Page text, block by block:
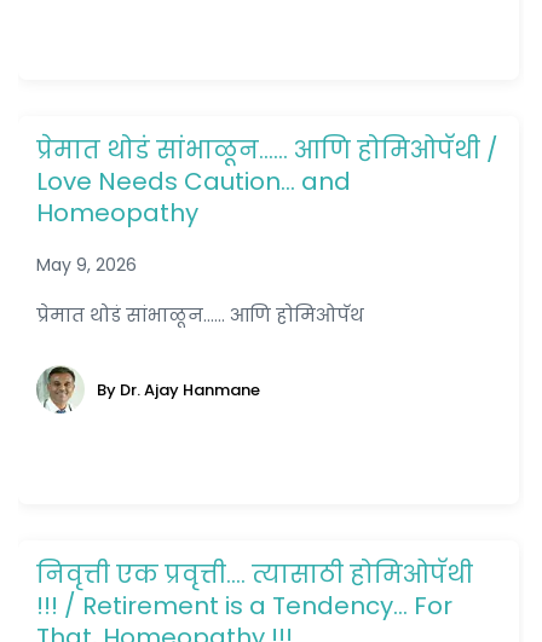
प्रेमात थोडं सांभाळून…… आणि होमिओपॅथी /
Love Needs Caution… and
Homeopathy
May 9, 2026
प्रेमात थोडं सांभाळून...... आणि होमिओपॅथ
By Dr. Ajay Hanmane
निवृत्ती एक प्रवृत्ती…. त्यासाठी होमिओपॅथी
!!! / Retirement is a Tendency… For